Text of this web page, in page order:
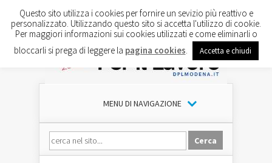
MENU DI NAVIGAZIONE
Questo sito utilizza i cookies per fornire un sevizio più reattivo e
personalizzato. Utilizzando questo sito si accetta l'utilizzo di cookie.
Per maggiori informazioni sui cookies utilizzati e come eliminarli o
bloccarli si prega di leggere la pagina cookies Accetta e chiudi